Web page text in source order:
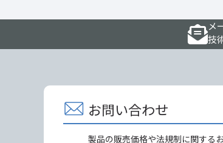
メ
技
お問い合わせ
製品の販売価格や法規制に関する